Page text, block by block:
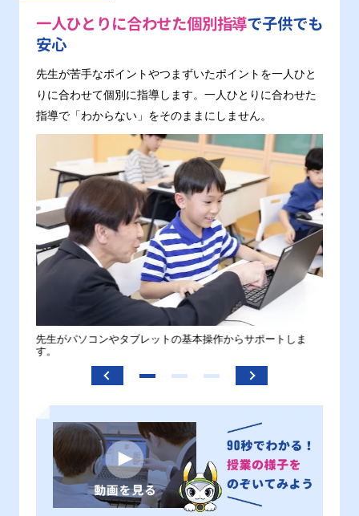
一人ひとりに合わせた個別指導で子供でも
安心
先生が苦手なポイントやつまずいたポイントを一人ひと
りに合わせて個別に指導します。一人ひとりに合わせた
指導で「わからない」をそのままにしません。
先生がパソコンやタブレットの基本操作からサポートしま
す。